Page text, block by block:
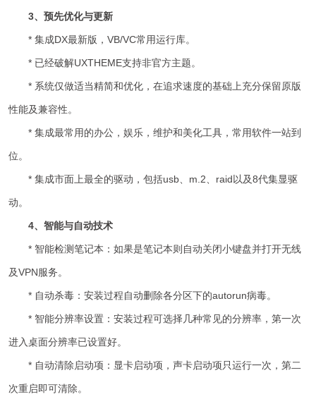
3、预先优化与更新
* 集成DX最新版，VB/VC常用运行库。
* 已经破解UXTHEME支持非官方主题。
* 系统仅做适当精简和优化，在追求速度的基础上充分保留原版
性能及兼容性。
* 集成最常用的办公，娱乐，维护和美化工具，常用软件一站到
位。
* 集成市面上最全的驱动，包括usb、m.2、raid以及8代集显驱
动。
4、智能与自动技术
* 智能检测笔记本：如果是笔记本则自动关闭小键盘并打开无线
及VPN服务。
* 自动杀毒：安装过程自动删除各分区下的autorun病毒。
* 智能分辨率设置：安装过程可选择几种常见的分辨率，第一次
进入桌面分辨率已设置好。
* 自动清除启动项：显卡启动项，声卡启动项只运行一次，第二
次重启即可清除。